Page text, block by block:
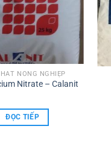
NÔNG NGHIỆP
Nitrate – Calanit
ĐỌC TIẾP